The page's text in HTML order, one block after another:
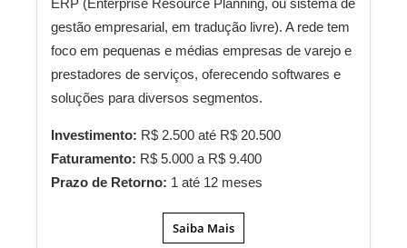
ERP (Enterprise Resource Planning, ou sistema de
gestão empresarial, em tradução livre). A rede tem
foco em pequenas e médias empresas de varejo e
prestadores de serviços, oferecendo softwares e
soluções para diversos segmentos.
Investimento: R$ 2.500 até R$ 20.500
Faturamento: R$ 5.000 a R$ 9.400
Prazo de Retorno: 1 até 12 meses
Saiba Mais